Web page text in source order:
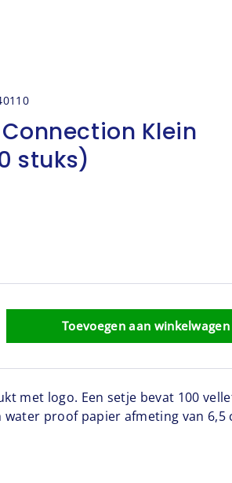
Klein
stuks)
Toevoegen aan winkelwagen
met logo. Een setje bevat 100
water proof papier afmeting van 6,5